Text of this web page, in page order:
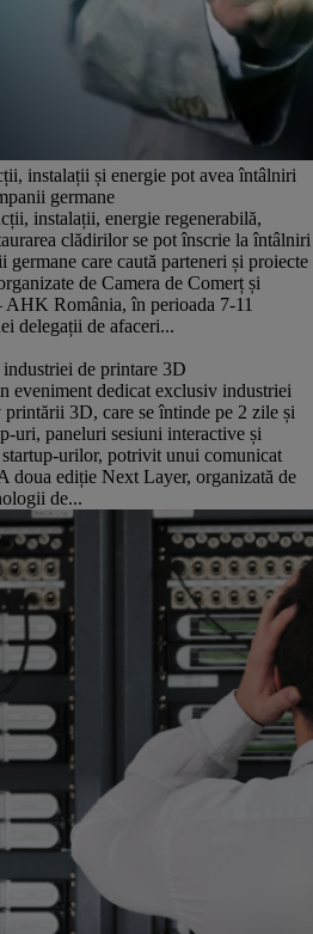
instalații și energie pot avea întâlniri
germane
instalații, energie regenerabilă,
clădirilor se pot înscrie la întâlniri
care caută parteneri și proiecte
de Camera de Comerț și
România, în perioada 7-11
delegații de afaceri...
de printare 3D
eveniment dedicat exclusiv industriei
3D, care se întinde pe 2 zile și
uri, paneluri sesiuni interactive și
urilor, potrivit unui comunicat
doua ediție Next Layer, organizată de
de...